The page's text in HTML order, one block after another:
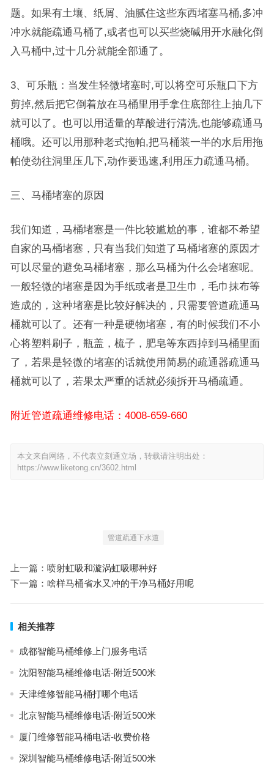
题。如果有土壤、纸屑、油腻住这些东西堵塞马桶,多冲
冲水就能疏通马桶了,或者也可以买些烧碱用开水融化倒
入马桶中,过十几分就能全部通了。
3、可乐瓶：当发生轻微堵塞时,可以将空可乐瓶口下方
剪掉,然后把它倒着放在马桶里用手拿住底部往上抽几下
就可以了。也可以用适量的草酸进行清洗,也能够疏通马
桶哦。还可以用那种老式拖帕,把马桶装一半的水后用拖
帕使劲往洞里压几下,动作要迅速,利用压力疏通马桶。
三、马桶堵塞的原因
我们知道，马桶堵塞是一件比较尴尬的事，谁都不希望
自家的马桶堵塞，只有当我们知道了马桶堵塞的原因才
可以尽量的避免马桶堵塞，那么马桶为什么会堵塞呢。
一般轻微的堵塞是因为手纸或者是卫生巾，毛巾抹布等
造成的，这种堵塞是比较好解决的，只需要管道疏通马
桶就可以了。还有一种是硬物堵塞，有的时候我们不小
心将塑料刷子，瓶盖，梳子，肥皂等东西掉到马桶里面
了，若果是轻微的堵塞的话就使用简易的疏通器疏通马
桶就可以了，若果太严重的话就必须拆开马桶疏通。
附近管道疏通维修电话：4008-659-660
本文来自网络，不代表立刻通立场，转载请注明出处：
https://www.liketong.cn/3602.html
管道疏通下水道
上一篇： 喷射虹吸和漩涡虹吸哪种好
下一篇： 啥样马桶省水又冲的干净马桶好用呢
相关推荐
成都智能马桶维修上门服务电话
沈阳智能马桶维修电话-附近500米
天津维修智能马桶打哪个电话
北京智能马桶维修电话-附近500米
厦门维修智能马桶电话-收费价格
深圳智能马桶维修电话-附近500米